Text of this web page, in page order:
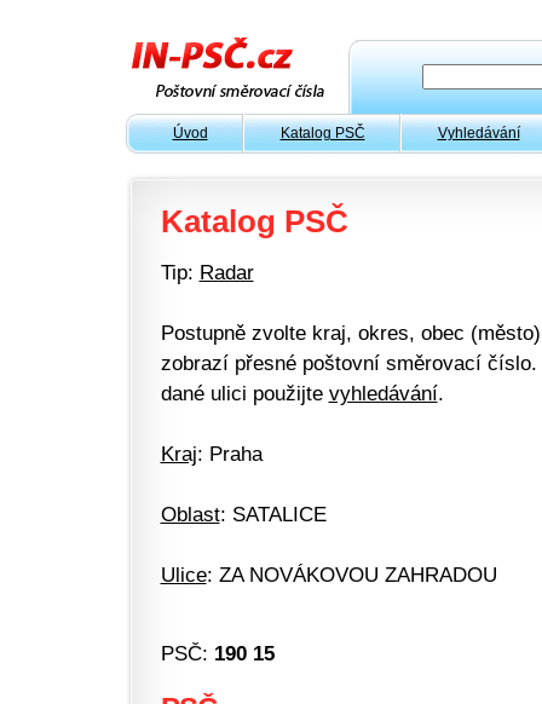
Úvod Katalog PSČ Vyhledávání
Katalog PSČ
Tip: Radar
Postupně zvolte kraj, okres, obec
zobrazí přesné poštovní směrovací
dané ulici použijte vyhledávání.
Kraj: Praha
Oblast: SATALICE
Ulice: ZA NOVÁKOVOU ZAHRADOU
PSČ: 190 15